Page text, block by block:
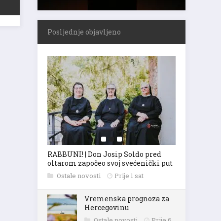
Posljednje objavljeno
RABBUNI! | Don Josip Soldo pred
oltarom započeo svoj svećenički put
Ostale novosti Prije 1 sat
Vremenska prognoza za
Hercegovinu